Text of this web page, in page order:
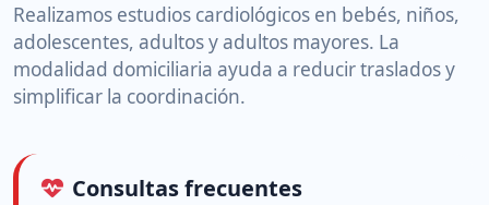
Realizamos estudios cardiológicos en bebés, niños,
adolescentes, adultos y adultos mayores. La
modalidad domiciliaria ayuda a reducir traslados y
simplificar la coordinación.
Consultas frecuentes